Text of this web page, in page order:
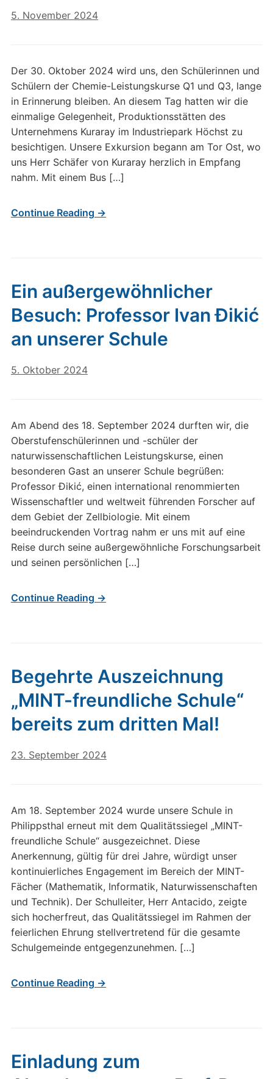
5. November 2024
Der 30. Oktober 2024 wird uns, den Schülerinnen und
Schülern der Chemie-Leistungskurse Q1 und Q3, lange
in Erinnerung bleiben. An diesem Tag hatten wir die
einmalige Gelegenheit, Produktionsstätten des
Unternehmens Kuraray im Industriepark Höchst zu
besichtigen. Unsere Exkursion begann am Tor Ost, wo
uns Herr Schäfer von Kuraray herzlich in Empfang
nahm. Mit einem Bus […]
Continue Reading →
Ein außergewöhnlicher
Besuch: Professor Ivan Đikić
an unserer Schule
5. Oktober 2024
Am Abend des 18. September 2024 durften wir, die
Oberstufenschülerinnen und -schüler der
naturwissenschaftlichen Leistungskurse, einen
besonderen Gast an unserer Schule begrüßen:
Professor Đikić, einen international renommierten
Wissenschaftler und weltweit führenden Forscher auf
dem Gebiet der Zellbiologie. Mit einem
beeindruckenden Vortrag nahm er uns mit auf eine
Reise durch seine außergewöhnliche Forschungsarbeit
und seinen persönlichen […]
Continue Reading →
Begehrte Auszeichnung
„MINT-freundliche Schule“
bereits zum dritten Mal!
23. September 2024
Am 18. September 2024 wurde unsere Schule in
Philippsthal erneut mit dem Qualitätssiegel „MINT-
freundliche Schule“ ausgezeichnet. Diese
Anerkennung, gültig für drei Jahre, würdigt unser
kontinuierliches Engagement im Bereich der MINT-
Fächer (Mathematik, Informatik, Naturwissenschaften
und Technik). Der Schulleiter, Herr Antacido, zeigte
sich hocherfreut, das Qualitätssiegel im Rahmen der
feierlichen Ehrung stellvertretend für die gesamte
Schulgemeinde entgegenzunehmen. […]
Continue Reading →
Einladung zum